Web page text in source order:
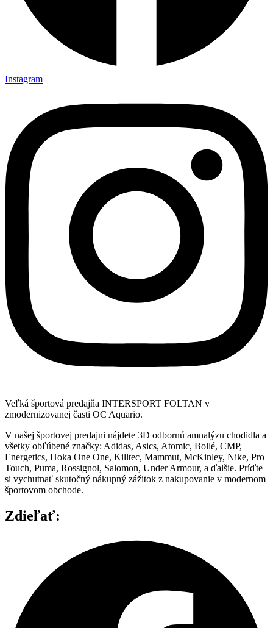
Instagram
Veľká športová predajňa INTERSPORT FOLTAN v
zmodernizovanej časti OC Aquario.
V našej športovej predajni nájdete 3D odbornú amnalýzu chodidla a
všetky obľúbené značky: Adidas, Asics, Atomic, Bollé, CMP,
Energetics, Hoka One One, Killtec, Mammut, McKinley, Nike, Pro
Touch, Puma, Rossignol, Salomon, Under Armour, a ďalšie. Príďte
si vychutnať skutočný nákupný zážitok z nakupovanie v modernom
športovom obchode.
Zdieľať: